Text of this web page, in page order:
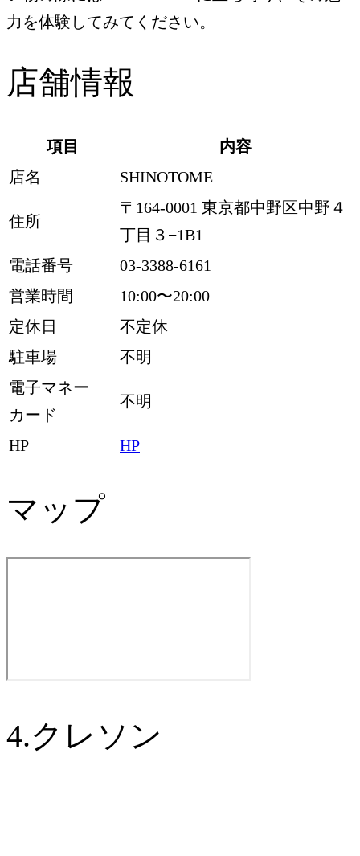
力を体験してみてください。
店舗情報
項目
内容
店名
SHINOTOME
住所
〒164-0001 東京都中野区中野４
丁目３−1B1
電話番号
03-3388-6161
営業時間
10:00〜20:00
定休日
不定休
駐車場
不明
電子マネー
カード
不明
HP HP
マップ
4.クレソン